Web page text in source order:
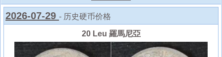
2026-07-29 - 历史硬币价格
20 Leu 羅馬尼亞